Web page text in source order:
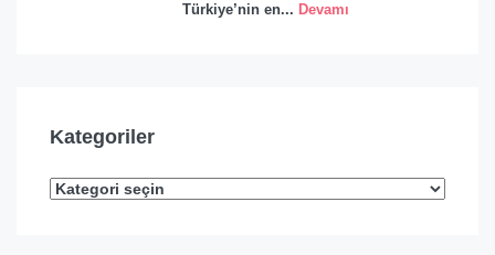
Türkiye’nin en... Devamı
Kategoriler